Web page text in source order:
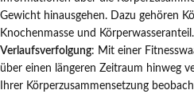
Gewicht hinausgehen. Dazu gehören
Knochenmasse und Körperwasseranteil.
Verlaufsverfolgung: Mit einer
über einen längeren Zeitraum hinweg
Ihrer Körperzusammensetzung